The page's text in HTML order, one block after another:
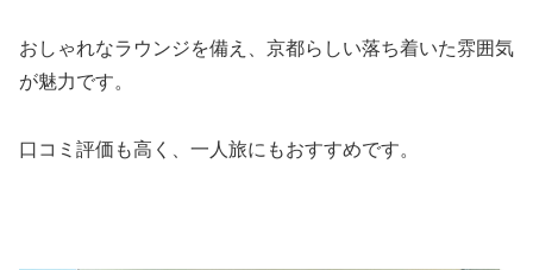
おしゃれなラウンジを備え、京都らしい落ち着いた雰囲気
が魅力です。
口コミ評価も高く、一人旅にもおすすめです。